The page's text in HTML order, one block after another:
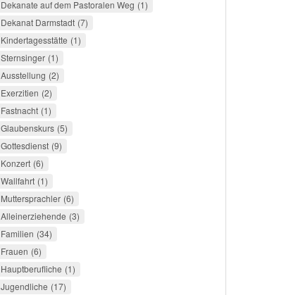
Dekanate auf dem Pastoralen Weg 1
Dekanat Darmstadt 7
Kindertagesstätte 1
Sternsinger 1
Ausstellung 2
Exerzitien 2
Fastnacht 1
Glaubenskurs 5
Gottesdienst 9
Konzert 6
Wallfahrt 1
Muttersprachler 6
Alleinerziehende 3
Familien 34
Frauen 6
Hauptberufliche 1
Jugendliche 17